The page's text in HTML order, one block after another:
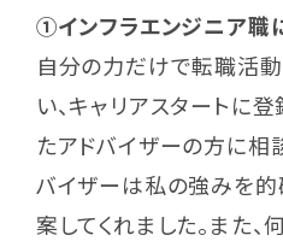
①インフラエンジニア職
自分の力だけで転職活
い、キャリアスタートに
たアドバイザーの方に相
バイザーは私の強みを
案してくれました。また